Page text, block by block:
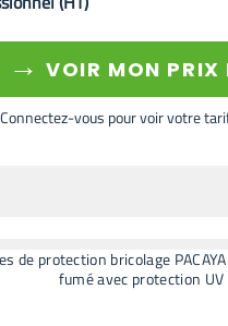
→ VOIR MON PRIX
Connectez-vous pour voir votre